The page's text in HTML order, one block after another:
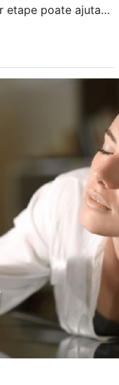
etape poate ajuta